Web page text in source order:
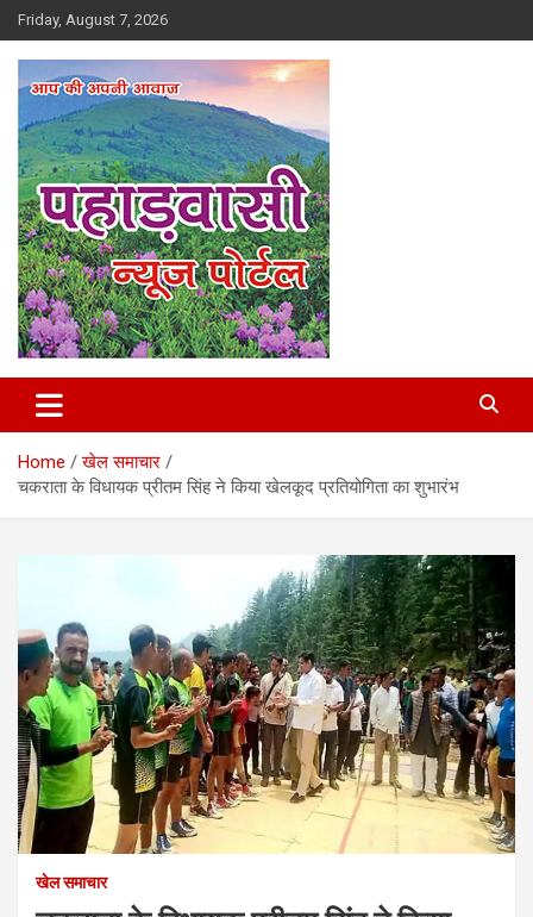
Skip
to
content
Friday, August 7, 2026
Pahadvasi
Home
खेल समाचार
चकराता के विधायक प्रीतम सिंह ने किया खेलकूद प्रतियोगिता का शुभारंभ
खेल समाचार